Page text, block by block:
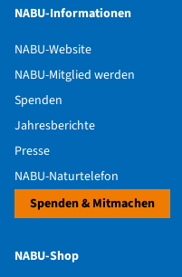
NABU-Informationen
NABU-Website
NABU-Mitglied werden
Spenden
Jahresberichte
Presse
NABU-Naturtelefon
Spenden & Mitmachen
NABU-Shop